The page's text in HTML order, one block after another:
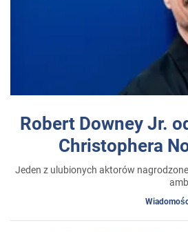
Robert Downey Jr.
Christophera
Jeden z ulubionych aktorów